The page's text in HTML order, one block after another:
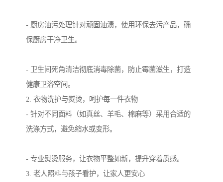
- 厨房油污处理针对顽固油渍，使用环保去污产品，确
保厨房干净卫生。
- 卫生间死角清洁彻底消毒除菌，防止霉菌滋生，打造
健康卫浴空间。
2. 衣物洗护与熨烫，呵护每一件衣物
- 针对不同面料（如真丝、羊毛、棉麻等）采用合适的
洗涤方式，避免缩水或变形。
- 专业熨烫服务，让衣物平整如新，提升穿着质感。
3. 老人照料与孩子看护，让家人更安心